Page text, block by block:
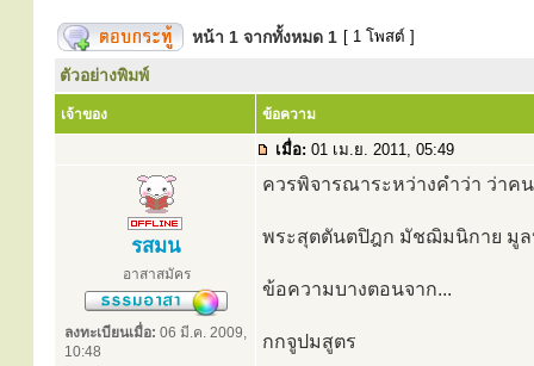
หน้า 1 จากทั้งหมด 1 [ 1 โพสต์ ]
ตัวอย่างพิมพ์
เจ้าของ ข้อความ
เมื่อ: 01 เม.ย. 2011, 05:49
รสมน
อาสาสมัคร
ลงทะเบียนเมื่อ: 06 มี.ค. 2009,
10:48
ควรพิจารณาระหว่างคำว่า ว่าคน
พระสุตตันตปิฎก มัชฌิมนิกาย มู
ข้อความบางตอนจาก...
กกจูปมสูตร